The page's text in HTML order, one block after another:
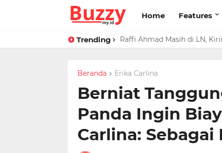
Home Features
Trending Raffi Ahmad Masih di LN,
Beranda Erika Carlina
Berniat
Panda Ingin
Carlina: Sebagai